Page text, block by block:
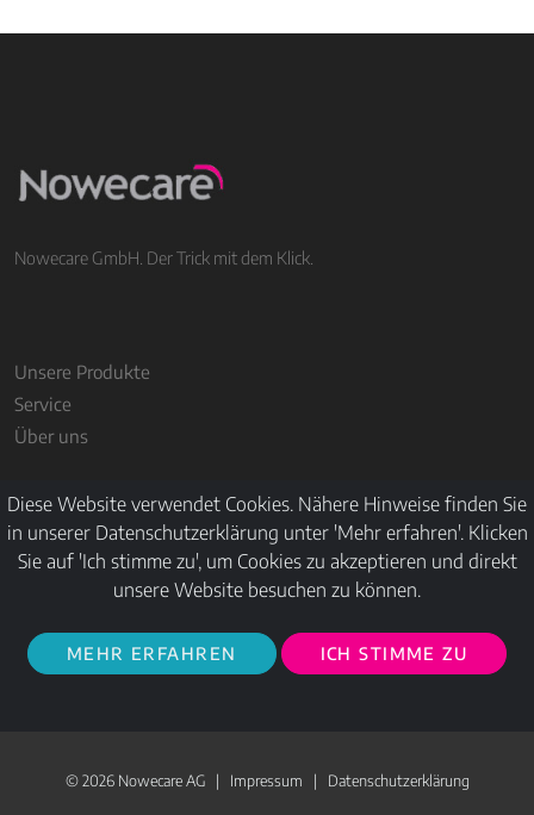
Diese Website verwendet Cookies. Nähere Hinweise finden Sie
in unserer Datenschutzerklärung unter 'Mehr erfahren'. Klicken
Sie auf 'Ich stimme zu', um Cookies zu akzeptieren und direkt
unsere Website besuchen zu können.
MEHR ERFAHREN ICH STIMME ZU
© 2026 Nowecare AG | Impressum | Datenschutzerklärung
Nowecare GmbH. Der Trick mit dem Klick.
Unsere Produkte
Service
Über uns
Impressum
Allgemeine Geschäftsbedingungen
© 2026 Nowecare GmbH